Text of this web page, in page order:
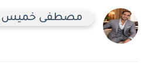
مصطفى خميس